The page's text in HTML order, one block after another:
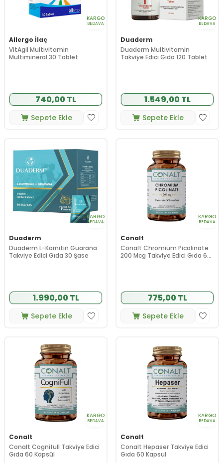
KARGO
BEDAVA
Allergo İlaç
VitAgil Multivitamin
Multimineral 30 Tablet
740,00 TL
Sepete Ekle
KARGO
BEDAVA
Duaderm
Duaderm Multivitamin
Takviye Edici Gıda 120 Tablet
1.549,00 TL
Sepete Ekle
KARGO
BEDAVA
Duaderm
Duaderm L-Karnitin Guarana
Takviye Edici Gıda 30 Şase
1.990,00 TL
Sepete Ekle
KARGO
BEDAVA
Conalt
Conalt Chromium Picolinate
200 Mcg Takviye Edici Gıda 60
775,00 TL
Sepete Ekle
KARGO
BEDAVA
Conalt
Conalt Cognifull Takviye Edici
Gıda 60 Kapsül
KARGO
BEDAVA
Conalt
Conalt Hepaser Takviye Edici
Gıda 60 Kapsül